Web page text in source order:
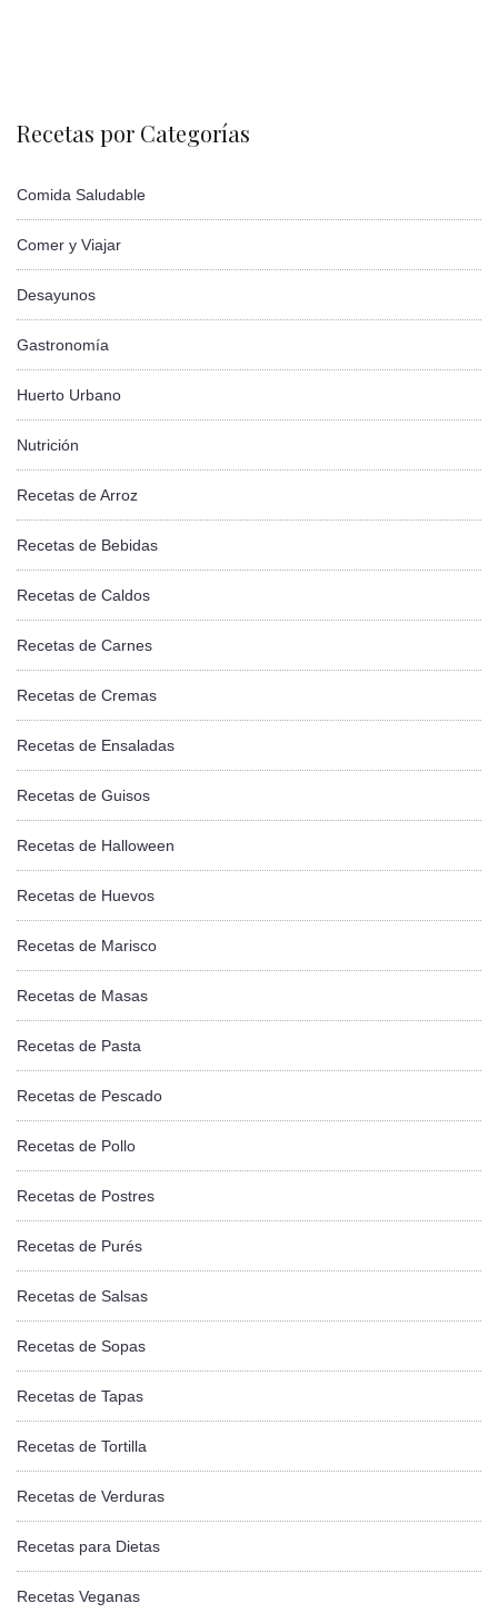
Recetas por Categorías
Comida Saludable
Comer y Viajar
Desayunos
Gastronomía
Huerto Urbano
Nutrición
Recetas de Arroz
Recetas de Bebidas
Recetas de Caldos
Recetas de Carnes
Recetas de Cremas
Recetas de Ensaladas
Recetas de Guisos
Recetas de Halloween
Recetas de Huevos
Recetas de Marisco
Recetas de Masas
Recetas de Pasta
Recetas de Pescado
Recetas de Pollo
Recetas de Postres
Recetas de Purés
Recetas de Salsas
Recetas de Sopas
Recetas de Tapas
Recetas de Tortilla
Recetas de Verduras
Recetas para Dietas
Recetas Veganas